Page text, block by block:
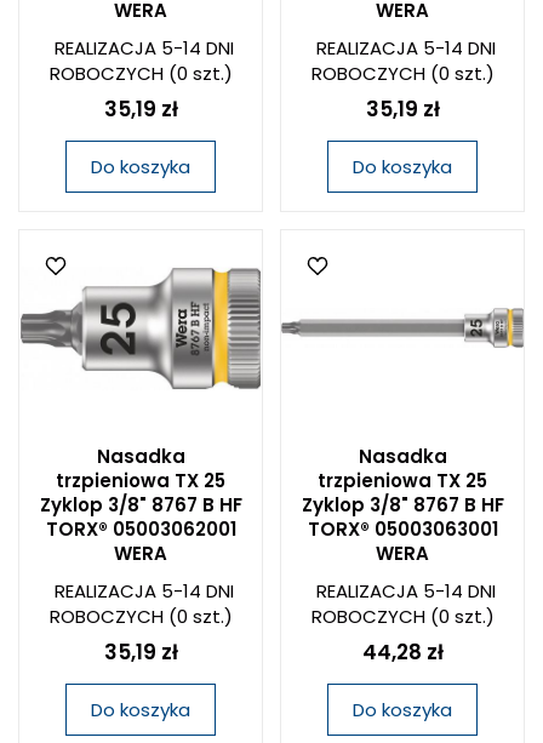
WERA
REALIZACJA 5-14 DNI
ROBOCZYCH(0 szt.)
35,19 zł
Do koszyka
WERA
REALIZACJA 5-14 DNI
ROBOCZYCH(0 szt.)
35,19 zł
Do koszyka
Nasadka
trzpieniowa TX 25
Zyklop 3/8" 8767 B HF
TORX® 05003062001
WERA
REALIZACJA 5-14 DNI
ROBOCZYCH(0 szt.)
35,19 zł
Do koszyka
Nasadka
trzpieniowa TX 25
Zyklop 3/8" 8767 B HF
TORX® 05003063001
WERA
REALIZACJA 5-14 DNI
ROBOCZYCH(0 szt.)
44,28 zł
Do koszyka